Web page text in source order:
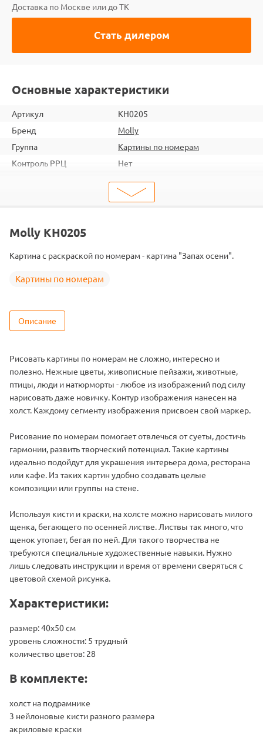
Доставка по Москве или до ТК
Стать дилером
Основные характеристики
Артикул
KH0205
Бренд
Molly
Группа
Картины по номерам
Контроль РРЦ
Нет
20
4660011875545
Тема
Цвет
28 цветов
Molly KH0205
Картина с раскраской по номерам - картина "Запах осени".
Картины по номерам
Описание
Рисовать картины по номерам не сложно, интересно и
полезно. Нежные цветы, живописные пейзажи, животные,
птицы, люди и натюрморты - любое из изображений под силу
нарисовать даже новичку. Контур изображения нанесен на
холст. Каждому сегменту изображения присвоен свой маркер.
Рисование по номерам помогает отвлечься от суеты, достичь
гармонии, развить творческий потенциал. Такие картины
идеально подойдут для украшения интерьера дома, ресторана
или кафе. Из таких картин удобно создавать целые
композиции или группы на стене.
Используя кисти и краски, на холсте можно нарисовать милого
щенка, бегающего по осенней листве. Листвы так много, что
щенок утопает, бегая по ней. Для такого творчества не
требуются специальные художественные навыки. Нужно
лишь следовать инструкции и время от времени сверяться с
цветовой схемой рисунка.
Характеристики:
размер: 40х50 см
уровень сложности: 5 трудный
количество цветов: 28
В комплекте:
холст на подрамнике
3 нейлоновые кисти разного размера
акриловые краски